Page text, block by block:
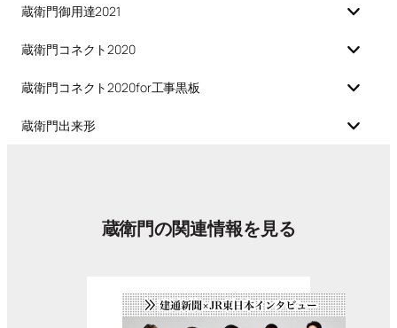
蔵衛門御用達2021
蔵衛門コネクト2020
蔵衛門コネクト2020for工事黒板
蔵衛門出来形
蔵衛門の関連情報を見る